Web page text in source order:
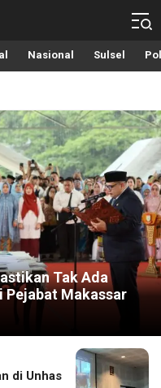
Nasional Sulsel
Tak Ada
Pejabat Makassar
di Unhas